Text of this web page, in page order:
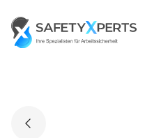
content
Go to landing page.